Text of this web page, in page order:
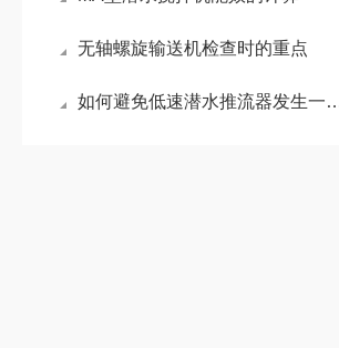
无轴螺旋输送机检查时的重点
如何避免低速潜水推流器发生一些不必要的故障？